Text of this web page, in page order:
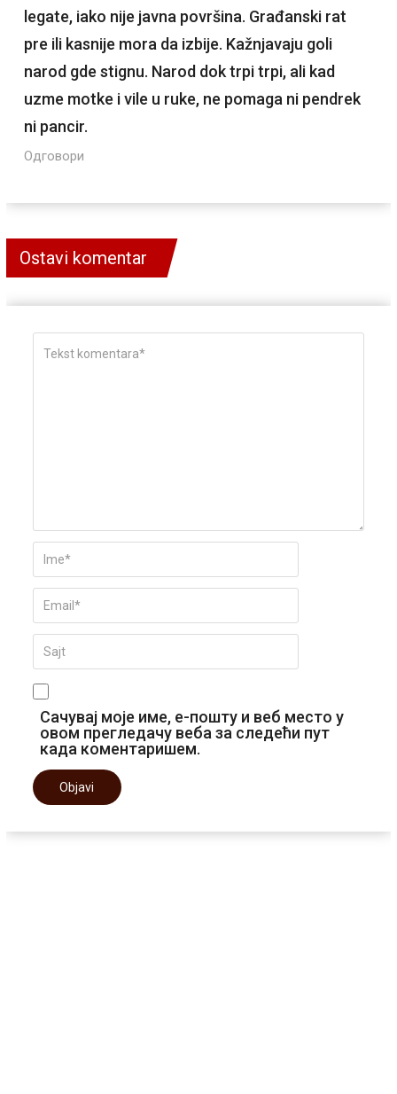
legate, iako nije javna površina. Građanski rat
pre ili kasnije mora da izbije. Kažnjavaju goli
narod gde stignu. Narod dok trpi trpi, ali kad
uzme motke i vile u ruke, ne pomaga ni pendrek
ni pancir.
Одговори
Ostavi komentar
Сачувај моје име, е-пошту и веб место у
овом прегледачу веба за следећи пут
када коментаришем.